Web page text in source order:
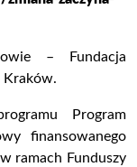
– Fundacja
Kraków.
Program
finansowanego
ramach Funduszy